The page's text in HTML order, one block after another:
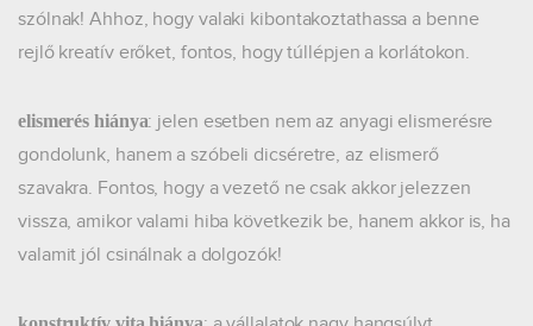
szólnak! Ahhoz, hogy valaki kibontakoztathassa a benne
rejlő kreatív erőket, fontos, hogy túllépjen a korlátokon.
elismerés hiánya: jelen esetben nem az anyagi elismerésre
gondolunk, hanem a szóbeli dicséretre, az elismerő
szavakra. Fontos, hogy a vezető ne csak akkor jelezzen
vissza, amikor valami hiba következik be, hanem akkor is, ha
valamit jól csinálnak a dolgozók!